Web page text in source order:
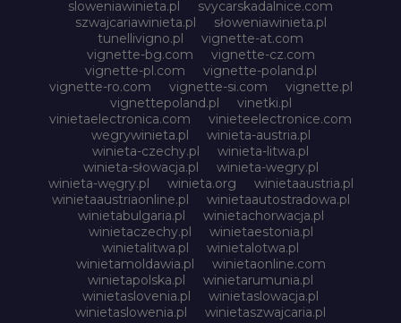
sloweniawinieta.pl
svycarskadalnice.com
szwajcariawinieta.pl
słoweniawinieta.pl
tunellivigno.pl
vignette-at.com
vignette-bg.com
vignette-cz.com
vignette-pl.com
vignette-poland.pl
vignette-ro.com
vignette-si.com
vignette.pl
vignettepoland.pl
vinetki.pl
vinietaelectronica.com
vinieteelectronice.com
wegrywinieta.pl
winieta-austria.pl
winieta-czechy.pl
winieta-litwa.pl
winieta-słowacja.pl
winieta-wegry.pl
winieta-węgry.pl
winieta.org
winietaaustria.pl
winietaaustriaonline.pl
winietaautostradowa.pl
winietabulgaria.pl
winietachorwacja.pl
winietaczechy.pl
winietaestonia.pl
winietalitwa.pl
winietalotwa.pl
winietamoldawia.pl
winietaonline.com
winietapolska.pl
winietarumunia.pl
winietaslovenia.pl
winietaslowacja.pl
winietaslowenia.pl
winietaszwajcaria.pl